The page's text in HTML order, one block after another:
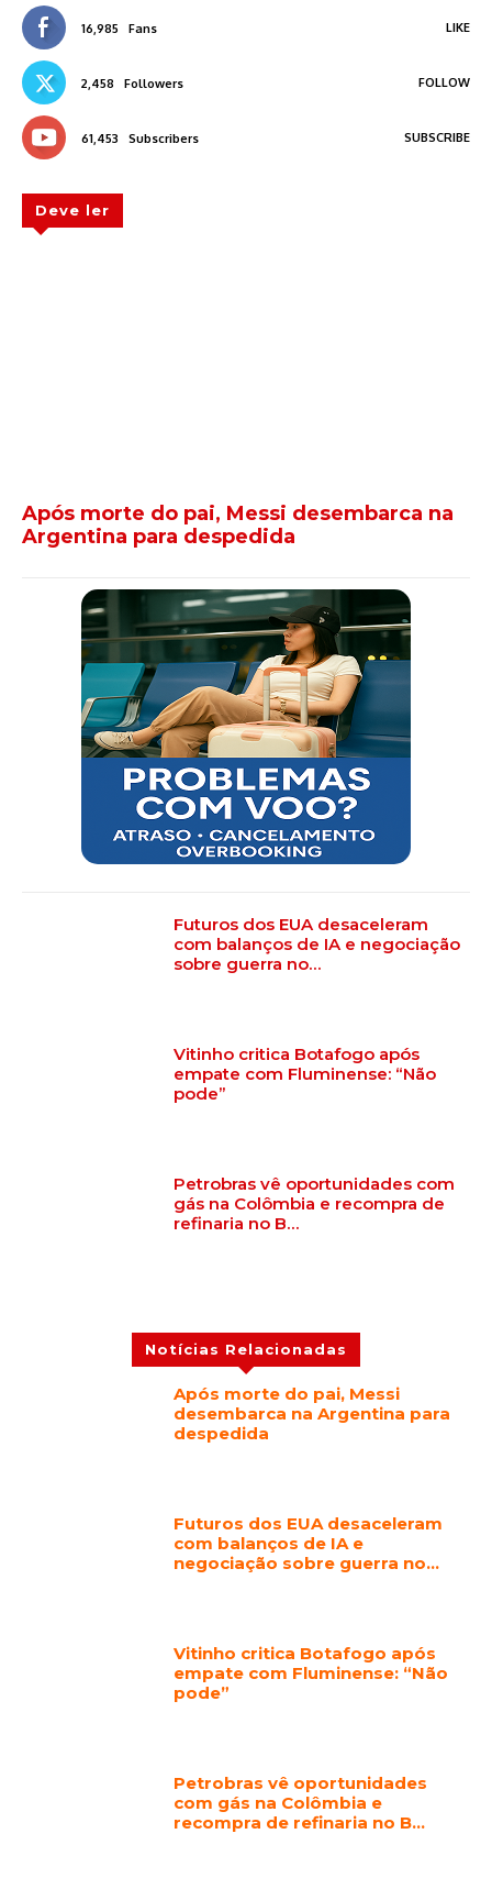
16,985 Fans LIKE
2,458 Followers FOLLOW
61,453 Subscribers SUBSCRIBE
Deve ler
Após morte do pai, Messi desembarca na
Argentina para despedida
Futuros dos EUA desaceleram
com balanços de IA e negociação
sobre guerra no…
Vitinho critica Botafogo após
empate com Fluminense: “Não
pode”
Petrobras vê oportunidades com
gás na Colômbia e recompra de
refinaria no B…
Notícias Relacionadas
Após morte do pai, Messi
desembarca na Argentina para
despedida
Futuros dos EUA desaceleram
com balanços de IA e
negociação sobre guerra no…
Vitinho critica Botafogo após
empate com Fluminense: “Não
pode”
Petrobras vê oportunidades
com gás na Colômbia e
recompra de refinaria no B…